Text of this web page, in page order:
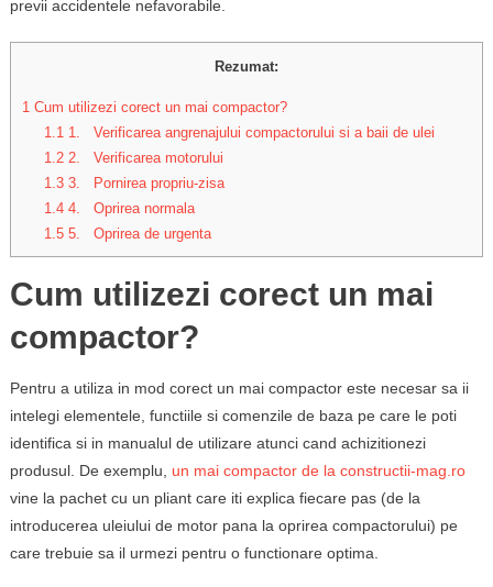
previi accidentele nefavorabile.
Rezumat:
1 Cum utilizezi corect un mai compactor?
1.1 1. Verificarea angrenajului compactorului si a baii de ulei
1.22. Verificarea motorului
1.33. Pornirea propriu-zisa
1.44. Oprirea normala
1.55. Oprirea de urgenta
Cum utilizezi corect un mai
compactor?
Pentru a utiliza in mod corect un mai compactor este necesar sa ii
intelegi elementele, functiile si comenzile de baza pe care le poti
identifica si in manualul de utilizare atunci cand achizitionezi
produsul. De exemplu, un mai compactor de la constructii-mag.ro
vine la pachet cu un pliant care iti explica fiecare pas (de la
introducerea uleiului de motor pana la oprirea compactorului) pe
care trebuie sa il urmezi pentru o functionare optima.